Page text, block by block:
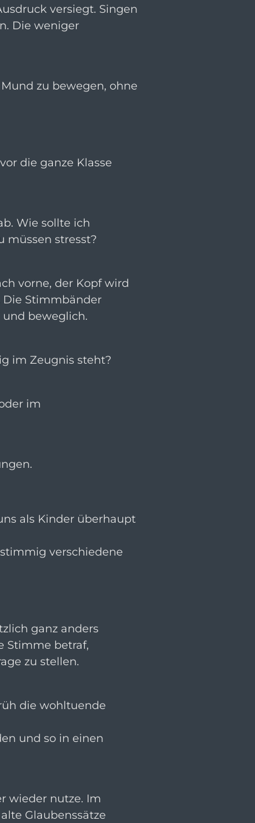
versiegt. Singen
Die weniger
zu bewegen, ohne
die ganze Klasse
Wie sollte ich
müssen stresst?
vorne, der Kopf wird
Die Stimmbänder
und beweglich.
im Zeugnis steht?
im
als Kinder überhaupt
verschiedene
ganz anders
Stimme betraf,
zu stellen.
die wohltuende
und so in einen
wieder nutze. Im
Glaubenssätze